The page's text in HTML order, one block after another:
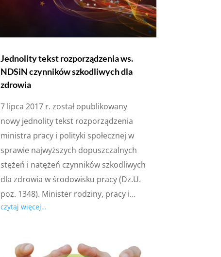
Jednolity tekst rozporządzenia ws.
NDSiN czynników szkodliwych dla
zdrowia
7 lipca 2017 r. został opublikowany
nowy jednolity tekst rozporządzenia
ministra pracy i polityki społecznej w
sprawie najwyższych dopuszczalnych
stężeń i natężeń czynników szkodliwych
dla zdrowia w środowisku pracy (Dz.U.
poz. 1348). Minister rodziny, pracy i…
czytaj więcej…